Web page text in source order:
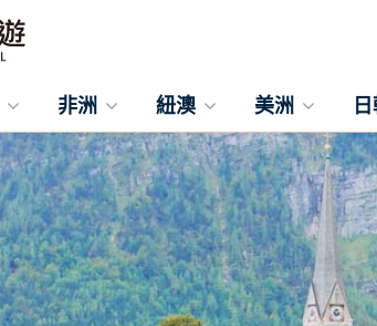
非洲 紐澳 美洲